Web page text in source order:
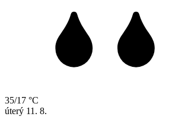
35/17 °C
úterý 11. 8.